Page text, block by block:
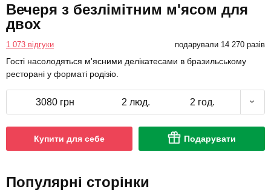
Вечеря з безлімітним м'ясом для
двох
1 073 відгуки подарували 14 270 разів
Гості насолодяться м'ясними делікатесами в бразильському
ресторані у форматі родізіо.
3080 грн 2 люд. 2 год.
Купити для себе Подарувати
Популярні сторінки